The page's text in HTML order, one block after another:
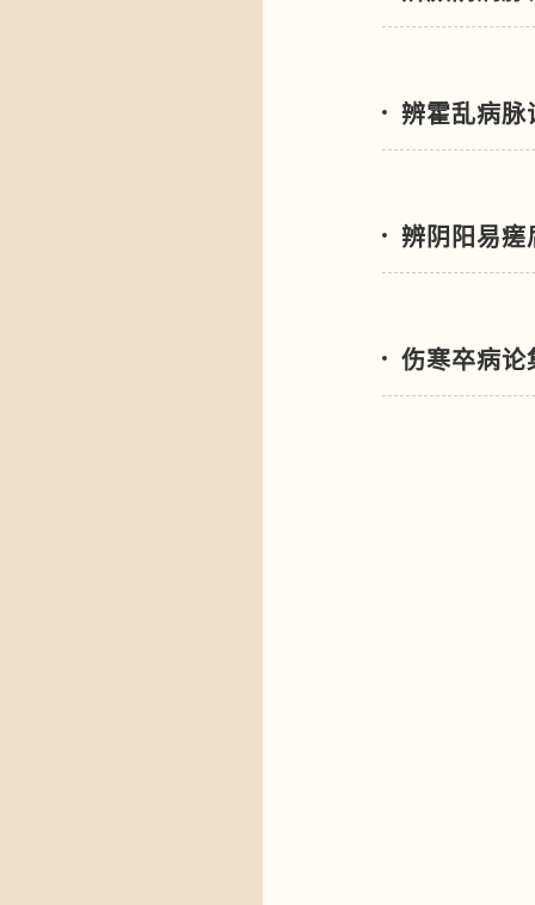
辨霍乱病脉
辨阴阳易
伤寒卒病论